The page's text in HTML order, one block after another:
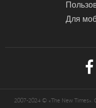
Для
2007-2024 © «The New